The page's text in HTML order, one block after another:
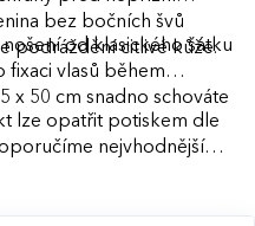
bez bočních švů
podráždění citlivé kůže.
od klasického šátku
vlasů během
x 50 cm snadno schováte
lze opatřit potiskem dle
nejvhodnější
design i váš rozpočet.